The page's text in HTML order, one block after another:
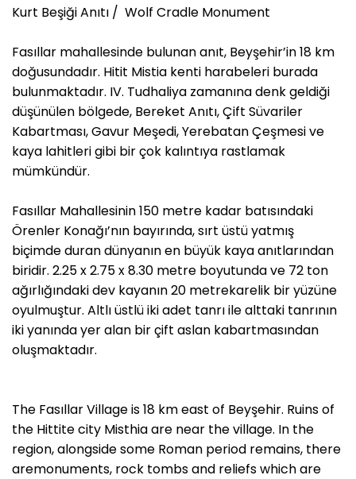
Kurt Beşiği Anıtı / Wolf Cradle Monument
Fasıllar mahallesinde bulunan anıt, Beyşehir’in 18 km
doğusundadır. Hitit Mistia kenti harabeleri burada
bulunmaktadır. IV. Tudhaliya zamanına denk geldiği
düşünülen bölgede, Bereket Anıtı, Çift Süvariler
Kabartması, Gavur Meşedi, Yerebatan Çeşmesi ve
kaya lahitleri gibi bir çok kalıntıya rastlamak
mümkündür.
Fasıllar Mahallesinin 150 metre kadar batısındaki
Örenler Konağı’nın bayırında, sırt üstü yatmış
biçimde duran dünyanın en büyük kaya anıtlarından
biridir. 2.25 x 2.75 x 8.30 metre boyutunda ve 72 ton
ağırlığındaki dev kayanın 20 metrekarelik bir yüzüne
oyulmuştur. Altlı üstlü iki adet tanrı ile alttaki tanrının
iki yanında yer alan bir çift aslan kabartmasından
oluşmaktadır.
The Fasıllar Village is 18 km east of Beyşehir. Ruins of
the Hittite city Misthia are near the village. In the
region, alongside some Roman period remains, there
aremonuments, rock tombs and reliefs which are